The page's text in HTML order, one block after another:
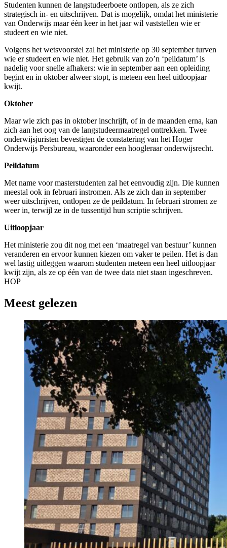
Studenten kunnen de langstudeerboete ontlopen, als ze zich
strategisch in- en uitschrijven. Dat is mogelijk, omdat het ministerie
van Onderwijs maar één keer in het jaar wil vaststellen wie er
studeert en wie niet.
Volgens het wetsvoorstel zal het ministerie op 30 september turven
wie er studeert en wie niet. Het gebruik van zo’n ‘peildatum’ is
nadelig voor snelle afhakers: wie in september aan een opleiding
begint en in oktober alweer stopt, is meteen een heel uitloopjaar
kwijt.
Oktober
Maar wie zich pas in oktober inschrijft, of in de maanden erna, kan
zich aan het oog van de langstudeermaatregel onttrekken. Twee
onderwijsjuristen bevestigen de constatering van het Hoger
Onderwijs Persbureau, waaronder een hoogleraar onderwijsrecht.
Peildatum
Met name voor masterstudenten zal het eenvoudig zijn. Die kunnen
meestal ook in februari instromen. Als ze zich dan in september
weer uitschrijven, ontlopen ze de peildatum. In februari stromen ze
weer in, terwijl ze in de tussentijd hun scriptie schrijven.
Uitloopjaar
Het ministerie zou dit nog met een ‘maatregel van bestuur’ kunnen
veranderen en ervoor kunnen kiezen om vaker te peilen. Het is dan
wel lastig uitleggen waarom studenten meteen een heel uitloopjaar
kwijt zijn, als ze op één van de twee data niet staan ingeschreven.
HOP
Meest gelezen